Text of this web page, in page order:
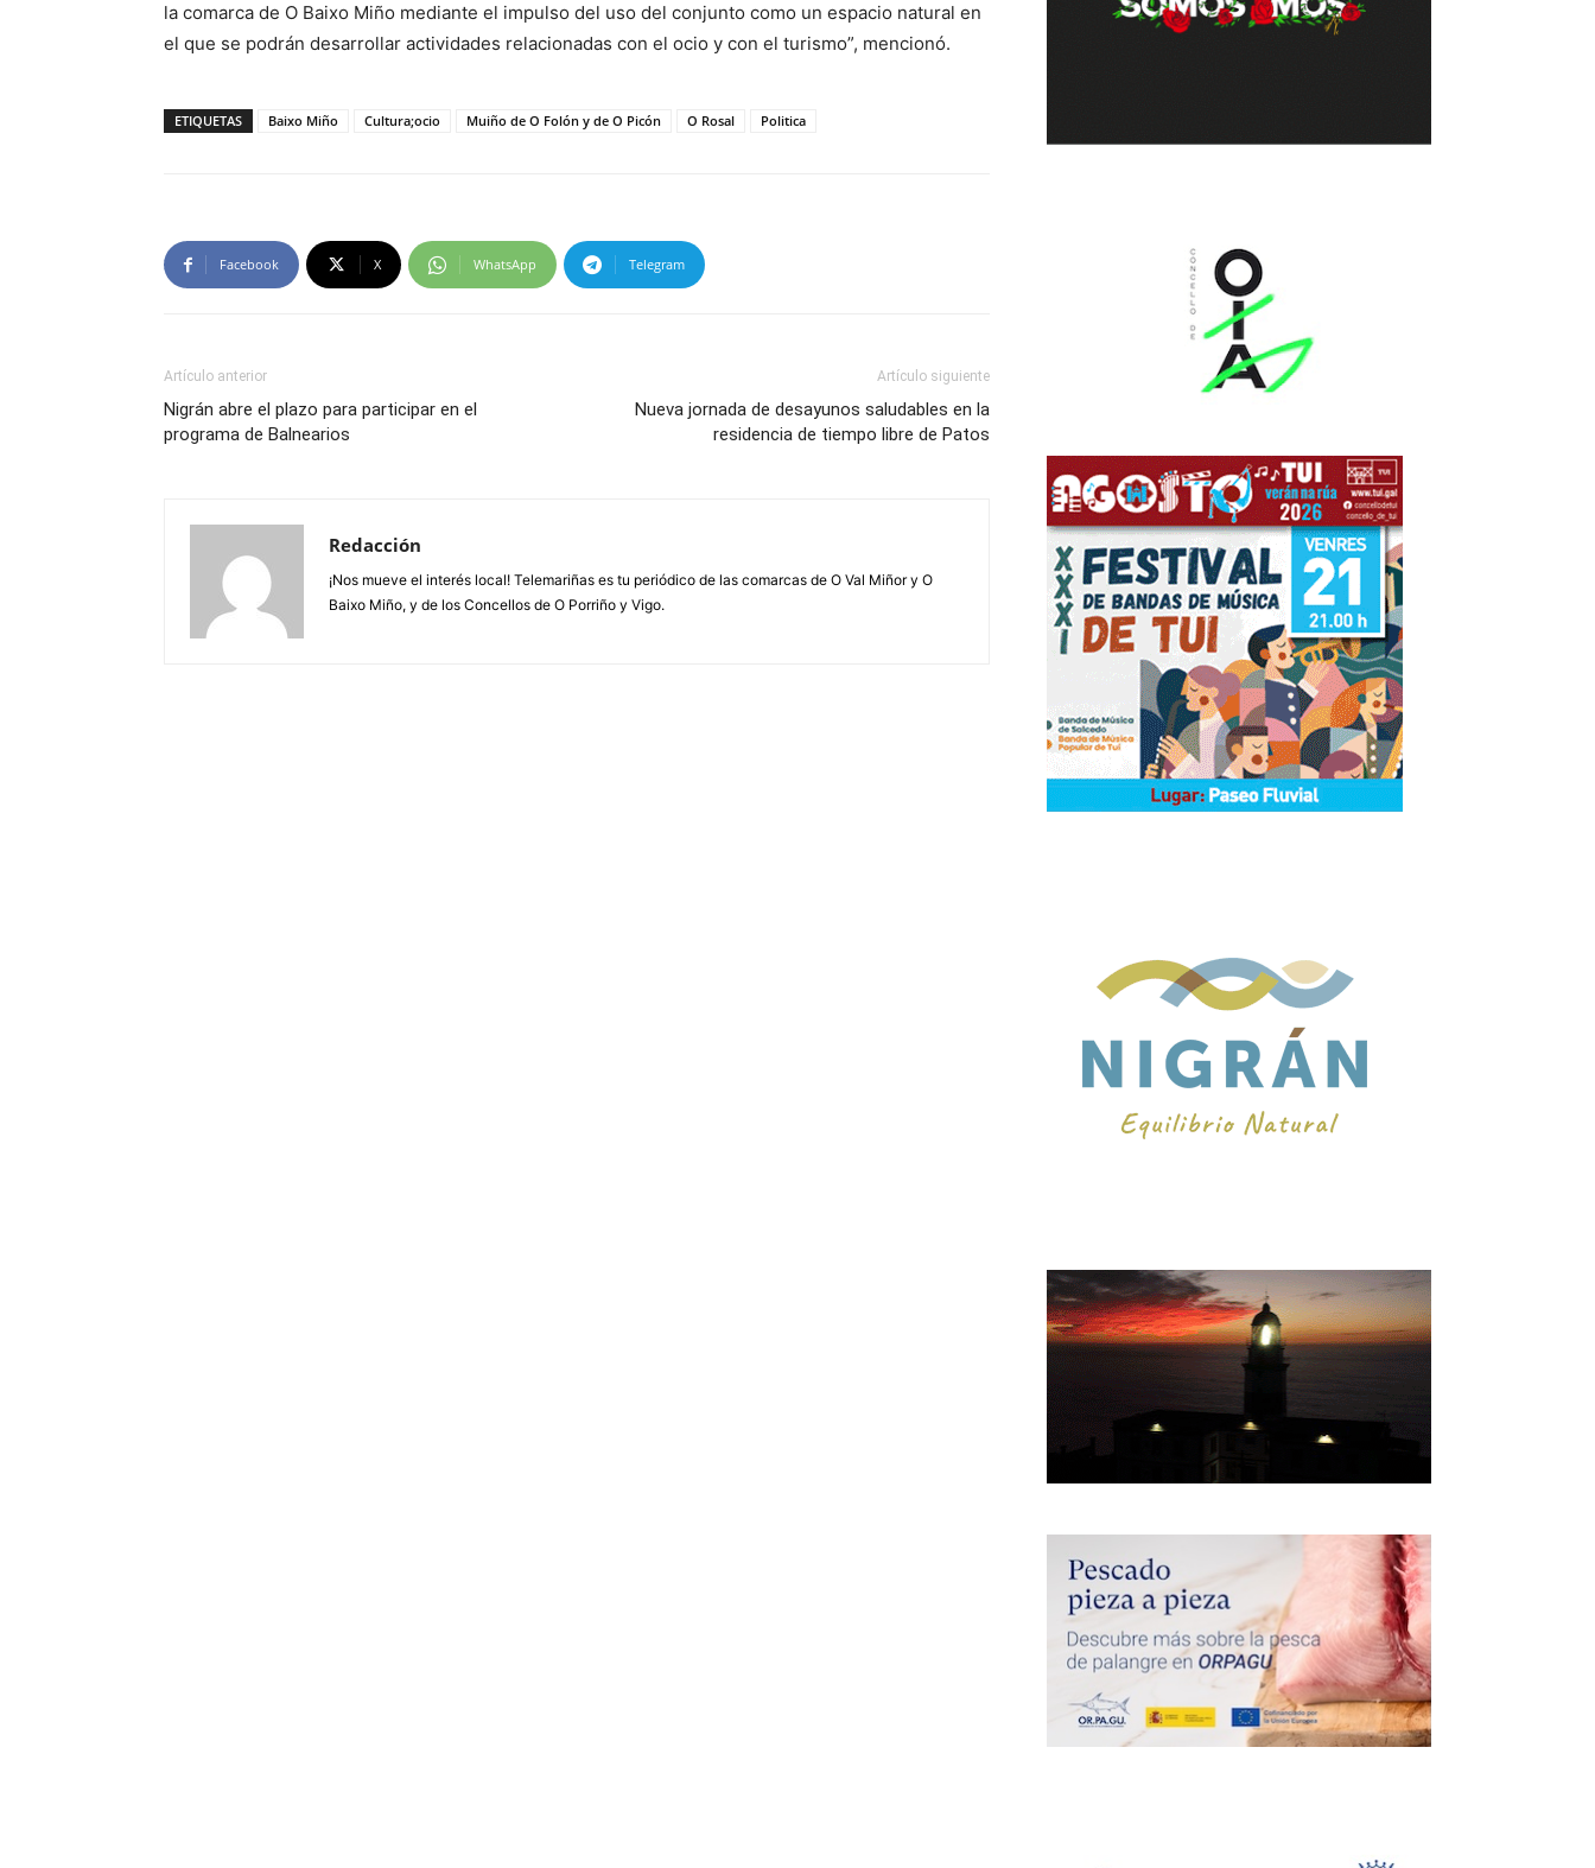
la comarca de O Baixo Miño mediante el impulso del uso del conjunto como un espacio natural en
el que se podrán desarrollar actividades relacionadas con el ocio y con el turismo”, mencionó.
ETIQUETAS Baixo Miño Cultura;ocio Muiño de O Folón y de O Picón O Rosal Politica
Facebook X WhatsApp Telegram
Artículo anterior
Nigrán abre el plazo para participar en el
programa de Balnearios
Artículo siguiente
Nueva jornada de desayunos saludables en la
residencia de tiempo libre de Patos
Redacción
¡Nos mueve el interés local! Telemariñas es tu periódico de las comarcas de O Val Miñor y O
Baixo Miño, y de los Concellos de O Porriño y Vigo.